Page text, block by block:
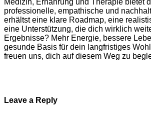
Medizin, Ernährung und Therapie bietet
professionelle, empathische und
erhältst eine klare Roadmap, eine
eine Unterstützung, die dich wirklich
Ergebnisse? Mehr Energie, bessere
gesunde Basis für dein langfristiges
freuen uns, dich auf diesem Weg zu
Leave a Reply